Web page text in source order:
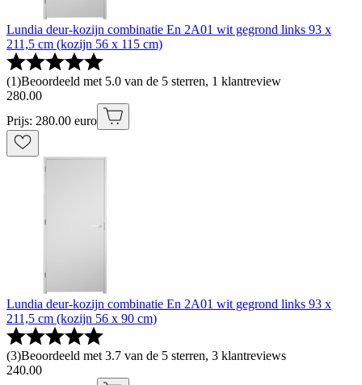
Lundia deur-kozijn combinatie En 2A01 wit gegrond links 93 x
211,5 cm (kozijn 56 x 115 cm)
(1)Beoordeeld met 5.0 van de 5 sterren, 1 klantreview
280.00
Prijs: 280.00 euro
Lundia deur-kozijn combinatie En 2A01 wit gegrond links 93 x
211,5 cm (kozijn 56 x 90 cm)
(3)Beoordeeld met 3.7 van de 5 sterren, 3 klantreviews
240.00